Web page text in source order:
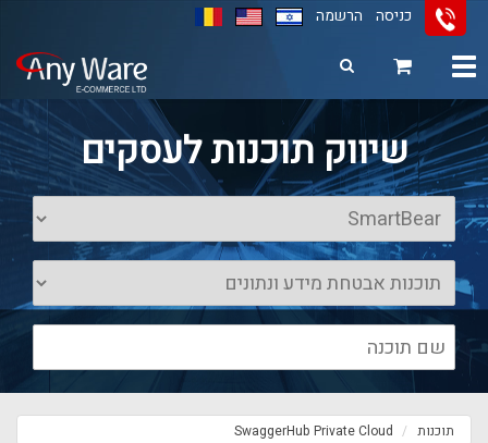
11
12
13
כניסה הרשמה
Toggle
שיווק תוכנות לעסקים
תוכנות SwaggerHub Private Cloud